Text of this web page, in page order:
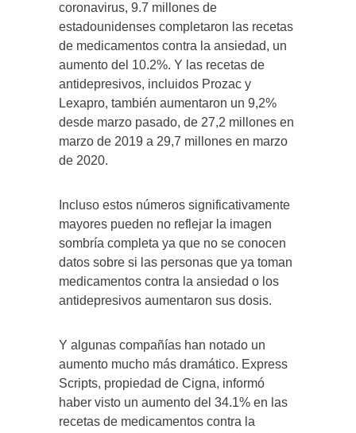
coronavirus, 9.7 millones de
estadounidenses completaron las recetas
de medicamentos contra la ansiedad, un
aumento del 10.2%. Y las recetas de
antidepresivos, incluidos Prozac y
Lexapro, también aumentaron un 9,2%
desde marzo pasado, de 27,2 millones en
marzo de 2019 a 29,7 millones en marzo
de 2020.
Incluso estos números significativamente
mayores pueden no reflejar la imagen
sombría completa ya que no se conocen
datos sobre si las personas que ya toman
medicamentos contra la ansiedad o los
antidepresivos aumentaron sus dosis.
Y algunas compañías han notado un
aumento mucho más dramático. Express
Scripts, propiedad de Cigna, informó
haber visto un aumento del 34.1% en las
recetas de medicamentos contra la